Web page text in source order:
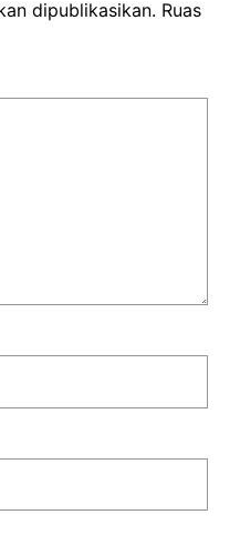
dipublikasikan. Ruas